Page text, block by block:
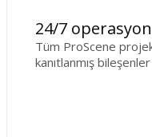
24/7 operasyon
Tüm ProScene
kanıtlanmış bileşenler